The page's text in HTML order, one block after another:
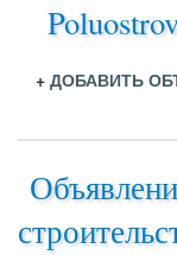
+ ДОБАВИТЬ